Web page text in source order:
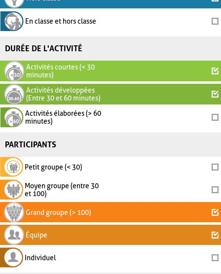
En classe et hors classe
DURÉE DE L'ACTIVITÉ
Activités courtes (< 30
minutes)
Activités développées
(Entre 30 et 60 minutes)
Activités élaborées (> 60
minutes)
PARTICIPANTS
Petit groupe (< 30)
Moyen groupe (entre 30
et 100)
Grand groupe (> 100)
Équipe
Individuel